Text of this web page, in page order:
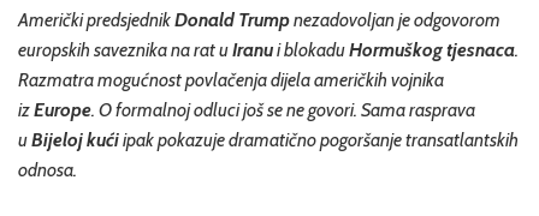
Američki predsjednikDonald Trumpnezadovoljan je odgovorom
europskih saveznika na rat uIranui blokaduHormuškog tjesnaca.
Razmatra mogućnost povlačenja dijela američkih vojnika
izEurope. O formalnoj odluci još se ne govori. Sama rasprava
uBijeloj kućiipak pokazuje dramatično pogoršanje transatlantskih
odnosa.